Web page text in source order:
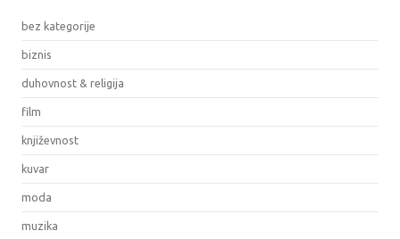
bez kategorije
biznis
duhovnost & religija
film
književnost
kuvar
moda
muzika